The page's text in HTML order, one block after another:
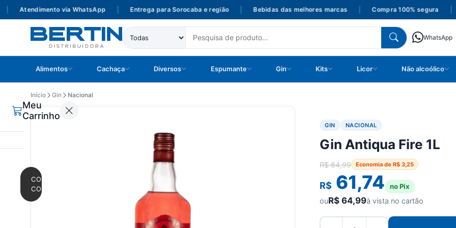
Atendimento via WhatsApp Entrega para Sorocaba e região Bebidas das melhores marcas Compra 100% segura
WhatsApp
Alimentos Cachaça Diversos Espumante Gin Kits Licor Não alcoólico
Meu
Carrinho
CONTINUAR
COMPRANDO
Início Gin Nacional
GIN NACIONAL
Gin Antiqua Fire 1L
R$64,99 Economia de R$ 3,25
R$ 61,74 no Pix
ouR$ 64,99à vista no cartão